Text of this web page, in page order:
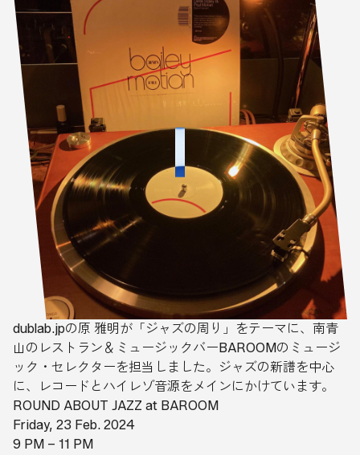
dublab.jpの原 雅明が「ジャズの周り」をテーマに、南青
山のレストラン＆ミュージックバーBAROOMのミュージ
ック・セレクターを担当しました。ジャズの新譜を中心
に、レコードとハイレゾ音源をメインにかけています。
ROUND ABOUT JAZZ at BAROOM
Friday, 23 Feb. 2024
9 PM – 11 PM